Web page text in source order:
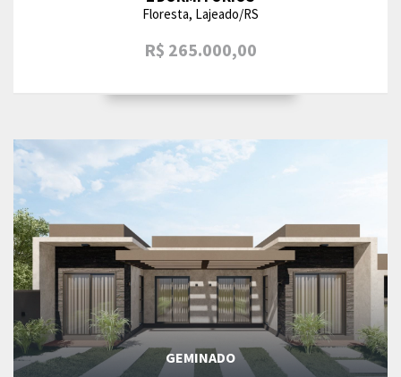
Floresta, Lajeado/RS
R$ 265.000,00
GEMINADO